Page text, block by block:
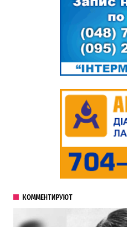
КОММЕНТИРУЮТ